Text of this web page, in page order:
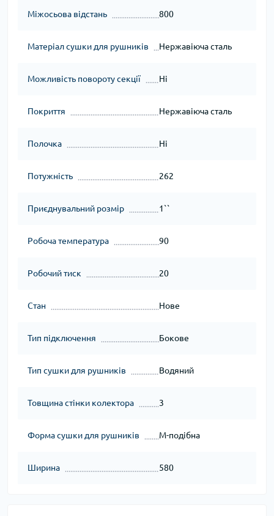
Міжосьова відстань 800
Матеріал сушки для рушників Нержавіюча сталь
Можливість повороту секції Ні
Покриття Нержавіюча сталь
Полочка Ні
Потужність 262
Приєднувальний розмір 1``
Робоча температура 90
Робочий тиск 20
Стан Нове
Тип підключення Бокове
Тип сушки для рушників Водяний
Товщина стінки колектора 3
Форма сушки для рушників M-подібна
Ширина 580